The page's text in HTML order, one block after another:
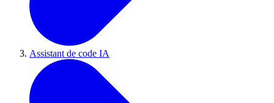
Assistant de code IA